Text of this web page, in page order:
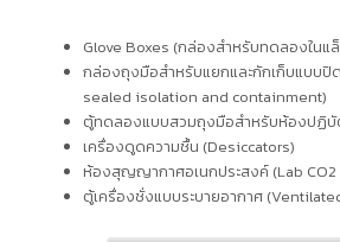
Glove Boxes (กล่องสำหรับทดลองในแ
กล่องถุงมือสำหรับแยกและกักเก็บแบบปิ
sealed isolation and containment)
ตู้ทดลองแบบสวมถุงมือสำหรับห้องปฏิบั
เครื่องดูดความชื้น (Desiccators)
ห้องสุญญากาศอเนกประสงค์ (Lab CO2
ตู้เครื่องชั่งแบบระบายอากาศ